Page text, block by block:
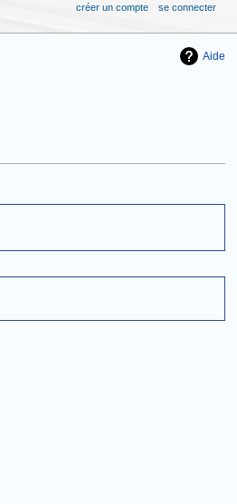
Aide
créer un compte se connecter